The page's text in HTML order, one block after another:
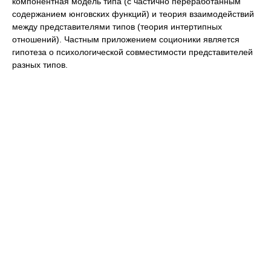
содержанием юнговских функций) и теория взаимодействий
между представителями типов (теория интертипных
отношений). Частным приложением соционики является
гипотеза о психологической совместимости представителей
разных типов.